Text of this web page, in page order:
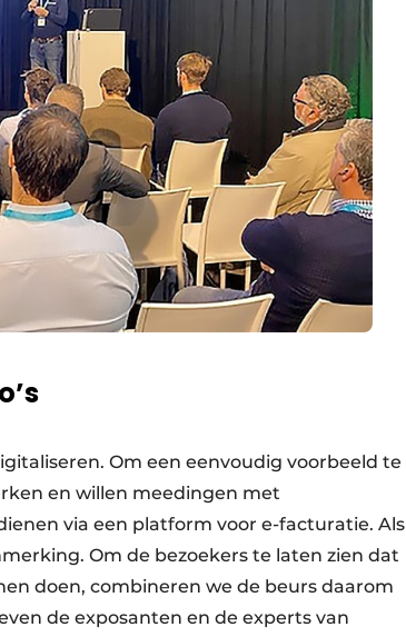
Om een eenvoudig voorbeeld te
en willen meedingen met
via een platform voor e-facturatie. Als
Om de bezoekers te laten zien dat
doen, combineren we de beurs daarom
de exposanten en de experts van